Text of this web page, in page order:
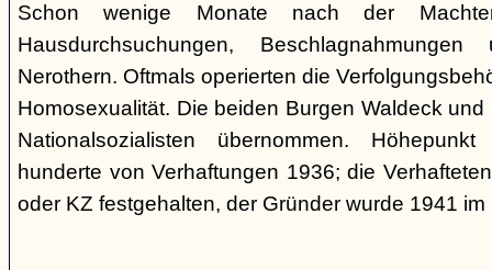
Schon wenige Monate nach der
Hausdurchsuchungen,
Nerothern. Oftmals operierten die
Homosexualität. Die beiden Burgen Waldeck
Nationalsozialisten übernommen.
hunderte von Verhaftungen 1936; die
oder KZ festgehalten, der Gründer wurde 1941